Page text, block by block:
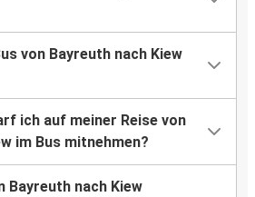
von Bayreuth nach Kiew
ich auf meiner Reise von
im Bus mitnehmen?
Bayreuth nach Kiew